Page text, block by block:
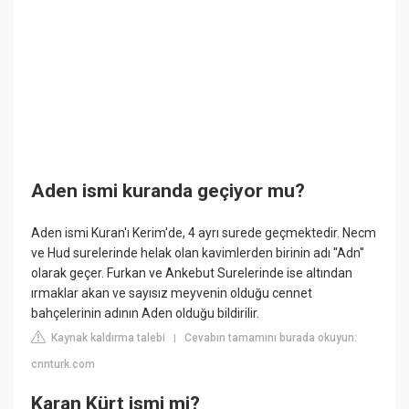
Aden ismi kuranda geçiyor mu?
Aden ismi Kuran'ı Kerim'de, 4 ayrı surede geçmektedir. Necm
ve Hud surelerinde helak olan kavimlerden birinin adı ''Adn''
olarak geçer. Furkan ve Ankebut Surelerinde ise altından
ırmaklar akan ve sayısız meyvenin olduğu cennet
bahçelerinin adının Aden olduğu bildirilir.
Kaynak kaldırma talebi |Cevabın tamamını burada okuyun:
cnnturk.com
Karan Kürt ismi mi?